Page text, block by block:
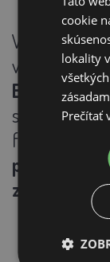
Vďaka
výkonnému
ERCOLINO
stane
farme -
pripravte
zmesi!
cookie
lokality
Prečítať